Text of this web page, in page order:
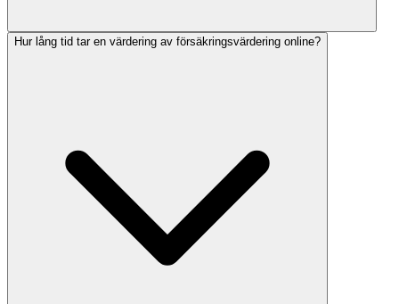
Hur lång tid tar en värdering av försäkringsvärdering online?